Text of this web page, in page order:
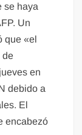
se haya
Un
que «el
de
en
debido a
El
encabezó